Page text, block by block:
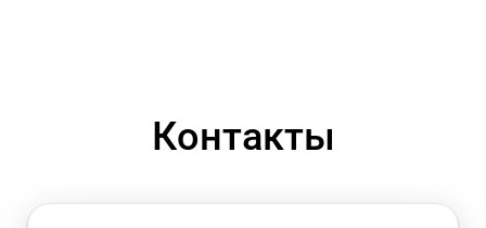
Контакты